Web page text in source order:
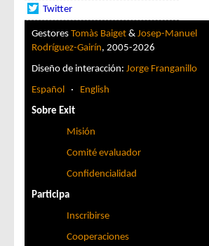
Twitter
Gestores Tomàs Baiget & Josep-Manuel
Rodríguez-Gairín, 2005-2026
Diseño de interacción: Jorge Franganillo
Español · English
Sobre Exit
Misión
Comité evaluador
Confidencialidad
Participa
Inscribirse
Cooperaciones